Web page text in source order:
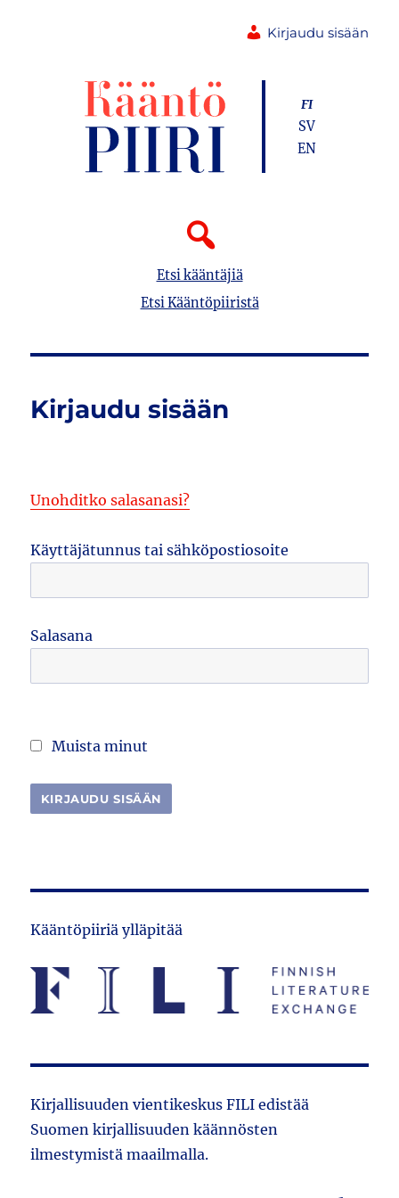
Kirjaudu sisään
Etsi kääntäjiä
Etsi Kääntöpiiristä
FI
SV
EN
Kirjaudu sisään
Unohditko salasanasi?
Käyttäjätunnus tai sähköpostiosoite
Salasana
Muista minut
Kääntöpiiriä ylläpitää
Kirjallisuuden vientikeskus FILI edistää
Suomen kirjallisuuden käännösten
ilmestymistä maailmalla.